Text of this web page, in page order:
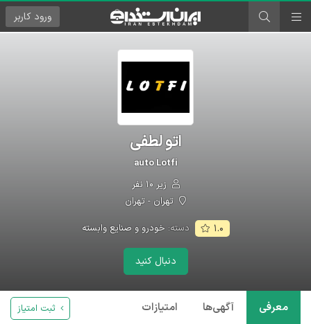
ورود کاربر
اتو لطفی
auto Lotfi
زیر ۱۰ نفر
تهران - تهران
۱.۰ دسته: خودرو و صنایع وابسته
دنبال کنید
معرفی آگهی‌ها امتیازات ثبت امتیاز